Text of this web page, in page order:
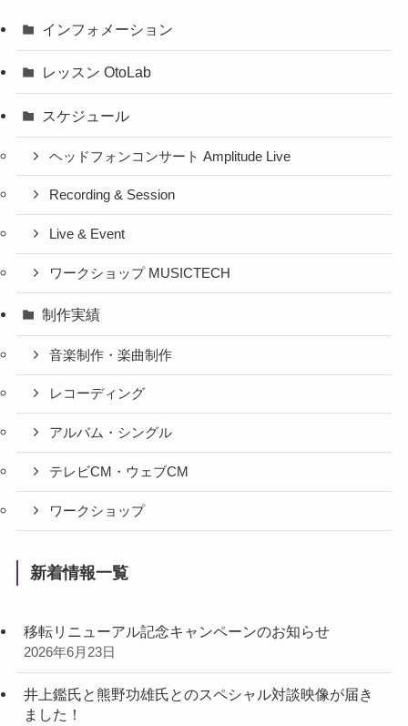
インフォメーション
レッスン OtoLab
スケジュール
ヘッドフォンコンサート Amplitude Live
Recording & Session
Live & Event
ワークショップ MUSICTECH
制作実績
音楽制作・楽曲制作
レコーディング
アルバム・シングル
テレビCM・ウェブCM
ワークショップ
新着情報一覧
移転リニューアル記念キャンペーンのお知らせ
2026年6月23日
井上鑑氏と熊野功雄氏とのスペシャル対談映像が届き
ました！